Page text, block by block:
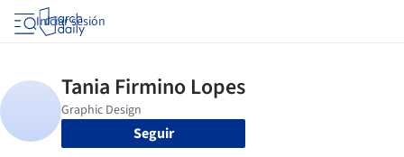
Iniciar sesión
Seguir